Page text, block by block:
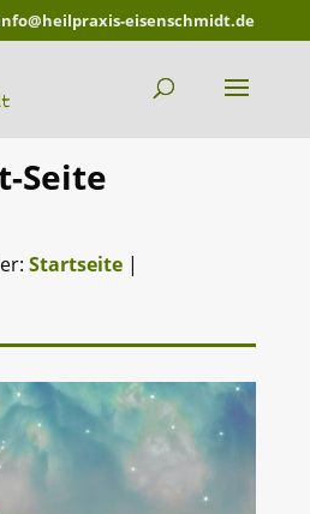
eisenschmidt.de
Seite
Startseite|